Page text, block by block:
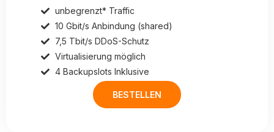
unbegrenzt* Traffic
10 Gbit/s Anbindung (shared)
7,5 Tbit/s DDoS-Schutz
Virtualisierung möglich
4 Backupslots Inklusive
BESTELLEN